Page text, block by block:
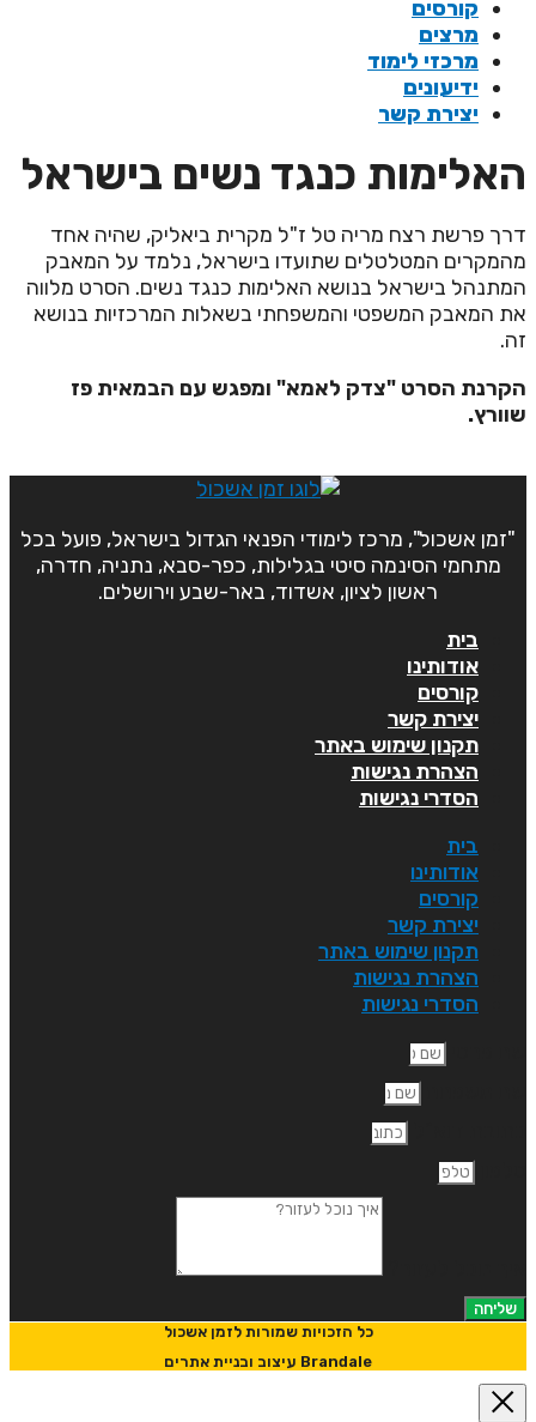
קורסים
מרצים
מרכזי לימוד
ידיעונים
יצירת קשר
כנגד נשים בישראל
פרשת רצח מריה טל ז"ל מקרית ביאליק, שהיה אחד
המטלטלים שתועדו בישראל, נלמד על המאבק
בישראל בנושא האלימות כנגד נשים. הסרט מלווה
המאבק המשפטי והמשפחתי בשאלות המרכזיות בנושא
הסרט "צדק לאמא" ומפגש עם הבמאית פז
"זמן אשכול", מרכז לימודי הפנאי הגדול בישראל, פועל בכל
מתחמי הסינמה סיטי בגלילות, כפר-סבא, נתניה, חדרה,
ראשון לציון, אשדוד, באר-שבע וירושלים.
בית
אודותינו
קורסים
יצירת קשר
תקנון שימוש באתר
הצהרת נגישות
הסדרי נגישות
בית
אודותינו
קורסים
יצירת קשר
תקנון שימוש באתר
הצהרת נגישות
הסדרי נגישות
שליחה
כל הזכויות שמורות לזמן אשכול
Brandale עיצוב ובניית אתרים